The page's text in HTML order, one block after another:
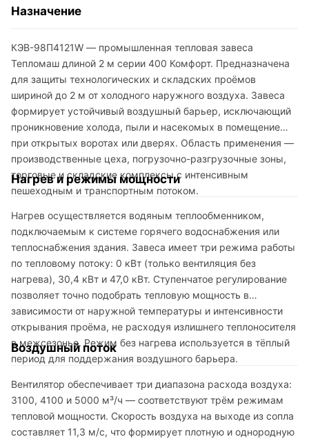
Назначение
КЭВ-98П4121W — промышленная тепловая завеса
Тепломаш длиной 2 м серии 400 Комфорт. Предназначена
для защиты технологических и складских проёмов
шириной до 2 м от холодного наружного воздуха. Завеса
формирует устойчивый воздушный барьер, исключающий
проникновение холода, пыли и насекомых в помещение
при открытых воротах или дверях. Область применения —
производственные цеха, погрузочно-разгрузочные зоны,
торговые и складские комплексы с интенсивным
пешеходным и транспортным потоком.
Нагрев и режимы мощности
Нагрев осуществляется водяным теплообменником,
подключаемым к системе горячего водоснабжения или
теплоснабжения здания. Завеса имеет три режима работы
по тепловому потоку: 0 кВт (только вентиляция без
нагрева), 30,4 кВт и 47,0 кВт. Ступенчатое регулирование
позволяет точно подобрать тепловую мощность в
зависимости от наружной температуры и интенсивности
открывания проёма, не расходуя излишнего теплоносителя
в межсезонье. Режим без нагрева используется в тёплый
период для поддержания воздушного барьера.
Воздушный поток
Вентилятор обеспечивает три диапазона расхода воздуха:
3100, 4100 и 5000 м³/ч — соответствуют трём режимам
тепловой мощности. Скорость воздуха на выходе из сопла
составляет 11,3 м/с, что формирует плотную и однородную